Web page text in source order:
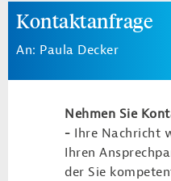
Kontaktanfrage
An: Paula Decker
Nehmen Sie
- Ihre Nachricht
Ihren
der Sie